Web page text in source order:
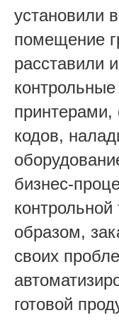
установили
помещение
расставили
кодов,
бизнес-
образом,
своих
готовой